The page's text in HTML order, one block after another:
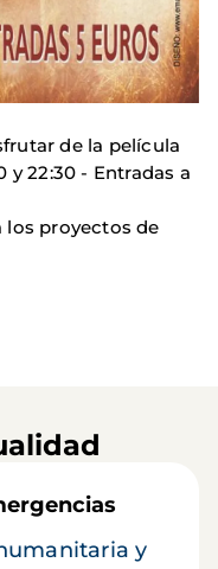
de la película
y 22:30 - Entradas a
los proyectos de
y